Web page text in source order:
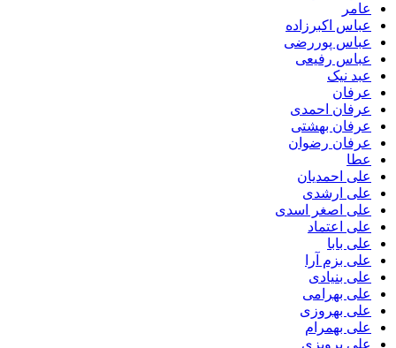
عامر
عباس اکبرزاده
عباس پوررضی
عباس رفیعی
عبد نیک
عرفان
عرفان احمدی
عرفان بهشتی
عرفان رضوان
عطا
علی احمدیان
علی ارشدی
علی اصغر اسدی
علی اعتماد
علی بابا
علی بزم آرا
علی بنیادی
علی بهرامی
علی بهروزی
علی بهمرام
علی پرویزی